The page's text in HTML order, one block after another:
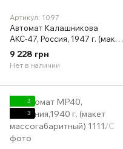
Артикул: 1097
Автомат Калашникова
АКС-47, Россия, 1947 г. (макет
массогабаритный)
9 228 грн
Нет в наличии
3
3